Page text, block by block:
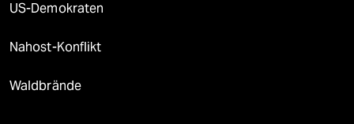
US-Demokraten
Nahost-Konflikt
Waldbrände